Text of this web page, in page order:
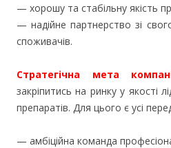
— хорошу та стабільну якість
— надійне партнерство зі
споживачів.
Стратегічна мета
закріпитись на ринку у якості
препаратів. Для цього є усі
— амбіційна команда